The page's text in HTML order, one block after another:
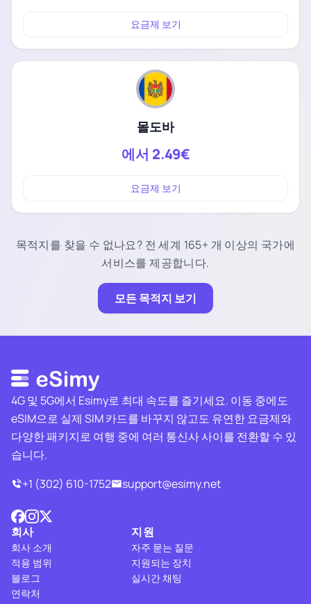
요금제 보기
몰도바
에서 2.49€
요금제 보기
목적지를 찾을 수 없나요? 전 세계 165+ 개 이상의 국가에
서비스를 제공합니다.
모든 목적지 보기
4G 및 5G에서 Esimy로 최대 속도를 즐기세요. 이동 중에도
eSIM으로 실제 SIM 카드를 바꾸지 않고도 유연한 요금제와
다양한 패키지로 여행 중에 여러 통신사 사이를 전환할 수 있
습니다.
+1 (302) 610-1752
support@esimy.net
회사
회사 소개
적용 범위
블로그
연락처
지원
자주 묻는 질문
지원되는 장치
실시간 채팅